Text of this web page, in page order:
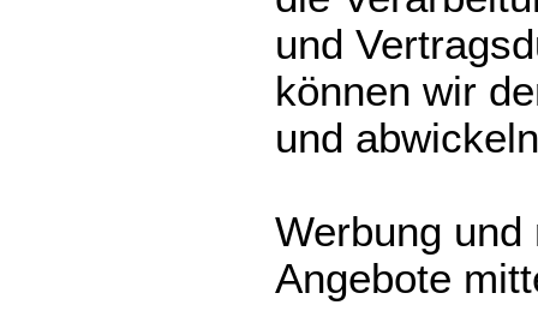
und
können wir
und
Werbung
Angebote